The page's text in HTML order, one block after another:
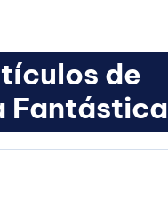
de
Fantástica